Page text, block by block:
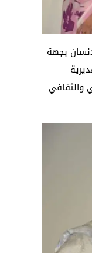
بجهة
والثقافي